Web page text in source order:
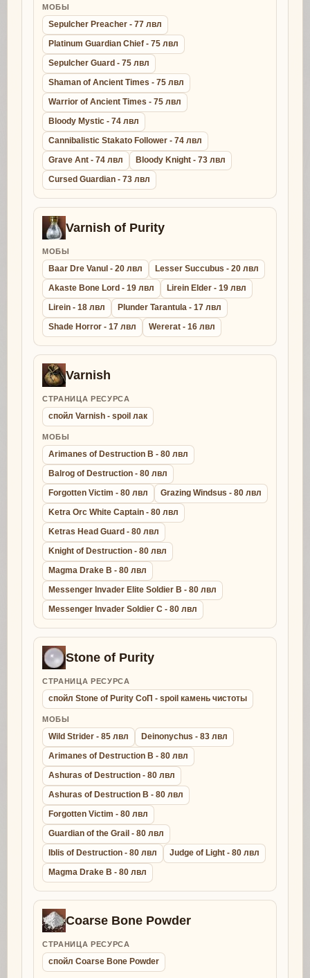
МОБЫ
Sepulcher Preacher - 77 лвл
Platinum Guardian Chief - 75 лвл
Sepulcher Guard - 75 лвл
Shaman of Ancient Times - 75 лвл
Warrior of Ancient Times - 75 лвл
Bloody Mystic - 74 лвл
Cannibalistic Stakato Follower - 74 лвл
Grave Ant - 74 лвл
Bloody Knight - 73 лвл
Cursed Guardian - 73 лвл
Varnish of Purity
МОБЫ
Baar Dre Vanul - 20 лвл
Lesser Succubus - 20 лвл
Akaste Bone Lord - 19 лвл
Lirein Elder - 19 лвл
Lirein - 18 лвл
Plunder Tarantula - 17 лвл
Shade Horror - 17 лвл
Wererat - 16 лвл
Varnish
СТРАНИЦА РЕСУРСА
спойл Varnish - spoil лак
МОБЫ
Arimanes of Destruction B - 80 лвл
Balrog of Destruction - 80 лвл
Forgotten Victim - 80 лвл
Grazing Windsus - 80 лвл
Ketra Orc White Captain - 80 лвл
Ketras Head Guard - 80 лвл
Knight of Destruction - 80 лвл
Magma Drake B - 80 лвл
Messenger Invader Elite Soldier B - 80 лвл
Messenger Invader Soldier C - 80 лвл
Stone of Purity
СТРАНИЦА РЕСУРСА
спойл Stone of Purity СоП - spoil камень чистоты
МОБЫ
Wild Strider - 85 лвл
Deinonychus - 83 лвл
Arimanes of Destruction B - 80 лвл
Ashuras of Destruction - 80 лвл
Ashuras of Destruction B - 80 лвл
Forgotten Victim - 80 лвл
Guardian of the Grail - 80 лвл
Iblis of Destruction - 80 лвл
Judge of Light - 80 лвл
Magma Drake B - 80 лвл
Coarse Bone Powder
СТРАНИЦА РЕСУРСА
спойл Coarse Bone Powder